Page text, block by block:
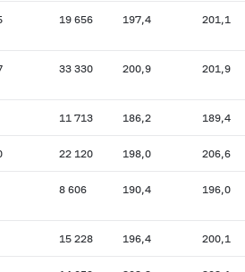
19 656 197,4 201,1
33 330 200,9 201,9
11 713 186,2 189,4
22 120 198,0 206,6
8 606 190,4 196,0
15 228 196,4 200,1